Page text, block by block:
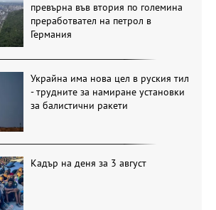
превърна във втория по големина
преработвател на петрол в
Германия
Украйна има нова цел в руския тил
- трудните за намиране установки
за балистични ракети
Кадър на деня за 3 август